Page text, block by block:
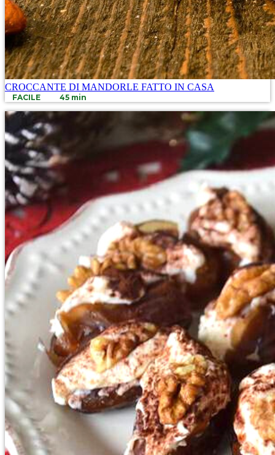
CROCCANTE DI MANDORLE FATTO IN CASA
FACILE 45 min